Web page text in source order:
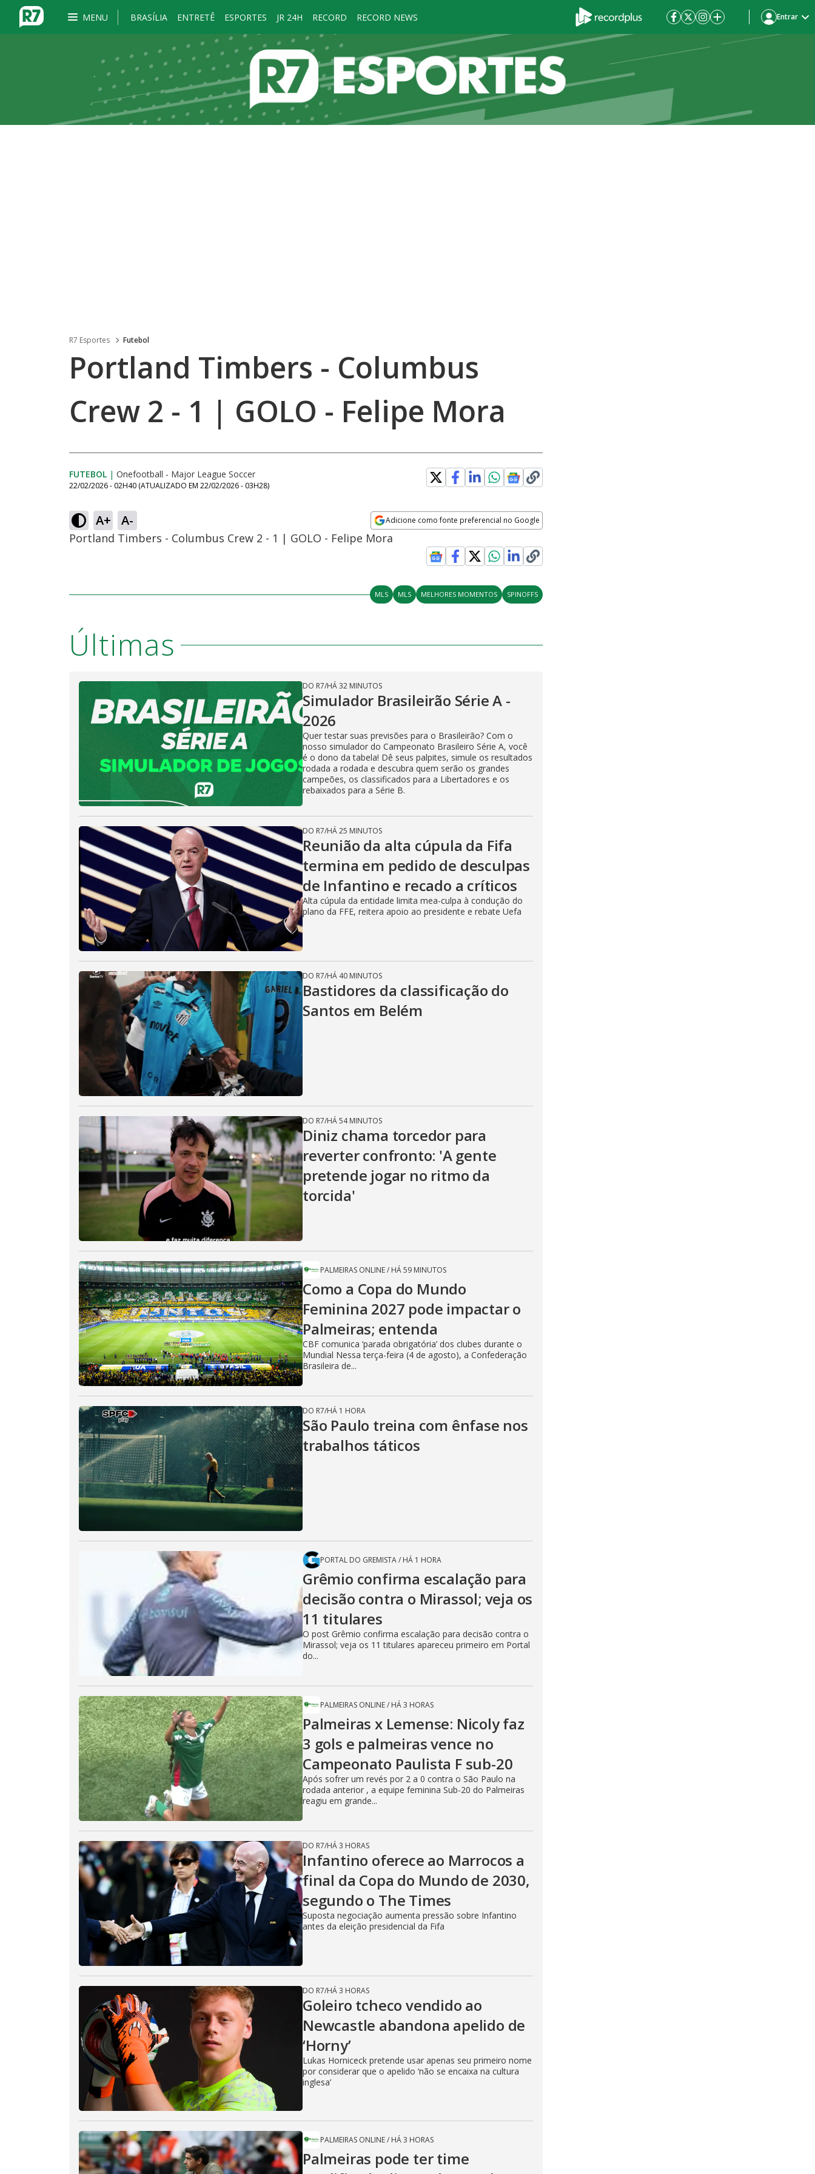
MENU BRASÍLIA ENTRETÊ ESPORTES JR 24H RECORD RECORD NEWS Entrar
R7 Esportes Futebol
Portland Timbers - Columbus
Crew 2 - 1 | GOLO - Felipe Mora
FUTEBOL | Onefootball - Major League Soccer
22/02/2026 - 02H40 (ATUALIZADO EM 22/02/2026 - 03H28)
A+ A- Adicione como fonte preferencial no Google
Opens in new window
Portland Timbers - Columbus Crew 2 - 1 | GOLO - Felipe Mora
MLS MLS MELHORES MOMENTOS SPINOFFS
Últimas
DO R7/HÁ 32 MINUTOS
Simulador Brasileirão Série A -
2026
Quer testar suas previsões para o Brasileirão? Com o
nosso simulador do Campeonato Brasileiro Série A, você
é o dono da tabela! Dê seus palpites, simule os resultados
rodada a rodada e descubra quem serão os grandes
campeões, os classificados para a Libertadores e os
rebaixados para a Série B.
DO R7/HÁ 25 MINUTOS
Reunião da alta cúpula da Fifa
termina em pedido de desculpas
de Infantino e recado a críticos
Alta cúpula da entidade limita mea-culpa à condução do
plano da FFE, reitera apoio ao presidente e rebate Uefa
DO R7/HÁ 40 MINUTOS
Bastidores da classificação do
Santos em Belém
DO R7/HÁ 54 MINUTOS
Diniz chama torcedor para
reverter confronto: 'A gente
pretende jogar no ritmo da
torcida'
PALMEIRAS ONLINE/ HÁ 59 MINUTOS
Como a Copa do Mundo
Feminina 2027 pode impactar o
Palmeiras; entenda
CBF comunica ‘parada obrigatória’ dos clubes durante o
Mundial Nessa terça-feira (4 de agosto), a Confederação
Brasileira de...
DO R7/HÁ 1 HORA
São Paulo treina com ênfase nos
trabalhos táticos
PORTAL DO GREMISTA/ HÁ 1 HORA
Grêmio confirma escalação para
decisão contra o Mirassol; veja os
11 titulares
O post Grêmio confirma escalação para decisão contra o
Mirassol; veja os 11 titulares apareceu primeiro em Portal
do...
PALMEIRAS ONLINE/ HÁ 3 HORAS
Palmeiras x Lemense: Nicoly faz
3 gols e palmeiras vence no
Campeonato Paulista F sub-20
Após sofrer um revés por 2 a 0 contra o São Paulo na
rodada anterior , a equipe feminina Sub-20 do Palmeiras
reagiu em grande...
DO R7/HÁ 3 HORAS
Infantino oferece ao Marrocos a
final da Copa do Mundo de 2030,
segundo o The Times
Suposta negociação aumenta pressão sobre Infantino
antes da eleição presidencial da Fifa
DO R7/HÁ 3 HORAS
Goleiro tcheco vendido ao
Newcastle abandona apelido de
‘Horny’
Lukas Horniceck pretende usar apenas seu primeiro nome
por considerar que o apelido ‘não se encaixa na cultura
inglesa’
PALMEIRAS ONLINE/ HÁ 3 HORAS
Palmeiras pode ter time